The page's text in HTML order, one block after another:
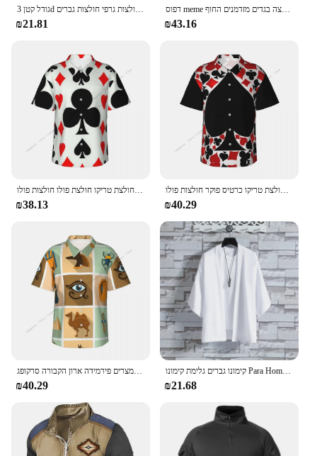
גודל קטן 3d פיליפין פיליפינינו להדפיס חולצות שרוול ארוך חולצות פיליפינינו דפוס שבטי חולצות גרפי חולצות גברים
₪21.81
דפוס meme עם שרוולים קצר גברים חולצה בגדים מזדמנים החוף
₪43.16
חולצת גברים עם שרוולים קצרים של גברים חליפות חולצת טריקו חולצת פולו חולצות פולו
₪38.13
חולצה עם שרוולים קצרים של גברים חולצת טריקו כרטיס פוקר חולצות פולו
₪40.29
₪40.29
קימונו גברים גלימת קימונו Para Hombre שחור מעיל לבן גלימת חוף חולצה קיץ Haori גברים יוניסקס סמוראי יפני בגדי גברים
₪21.68